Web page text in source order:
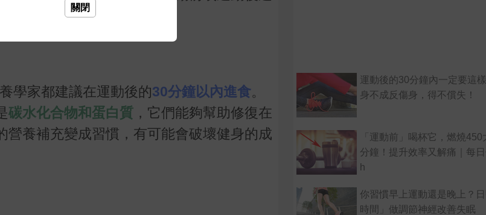
學家都建議在運動後的30分鐘以內進食。
碳水化合物和蛋白質 ，它們能夠幫助修復在
養補充變成習慣，有可能會破壞健身的成
運動後的30分鐘內一定要這
身不成反傷身，得不償失！
「運動前」喝杯它，燃燒
分鐘！提升效率又解痛｜每
h
你習慣早上運動還是晚上？
時間」做調節神經改善失眠
關閉